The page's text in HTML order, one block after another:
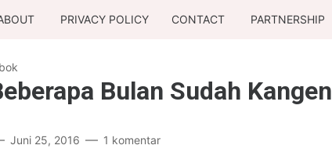
PRIVACY POLICY CONTACT PARTNERSHIP
Bulan Sudah Kangen
Juni 25, 2016 1 komentar